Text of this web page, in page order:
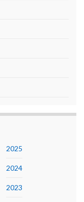
2025
2024
2023